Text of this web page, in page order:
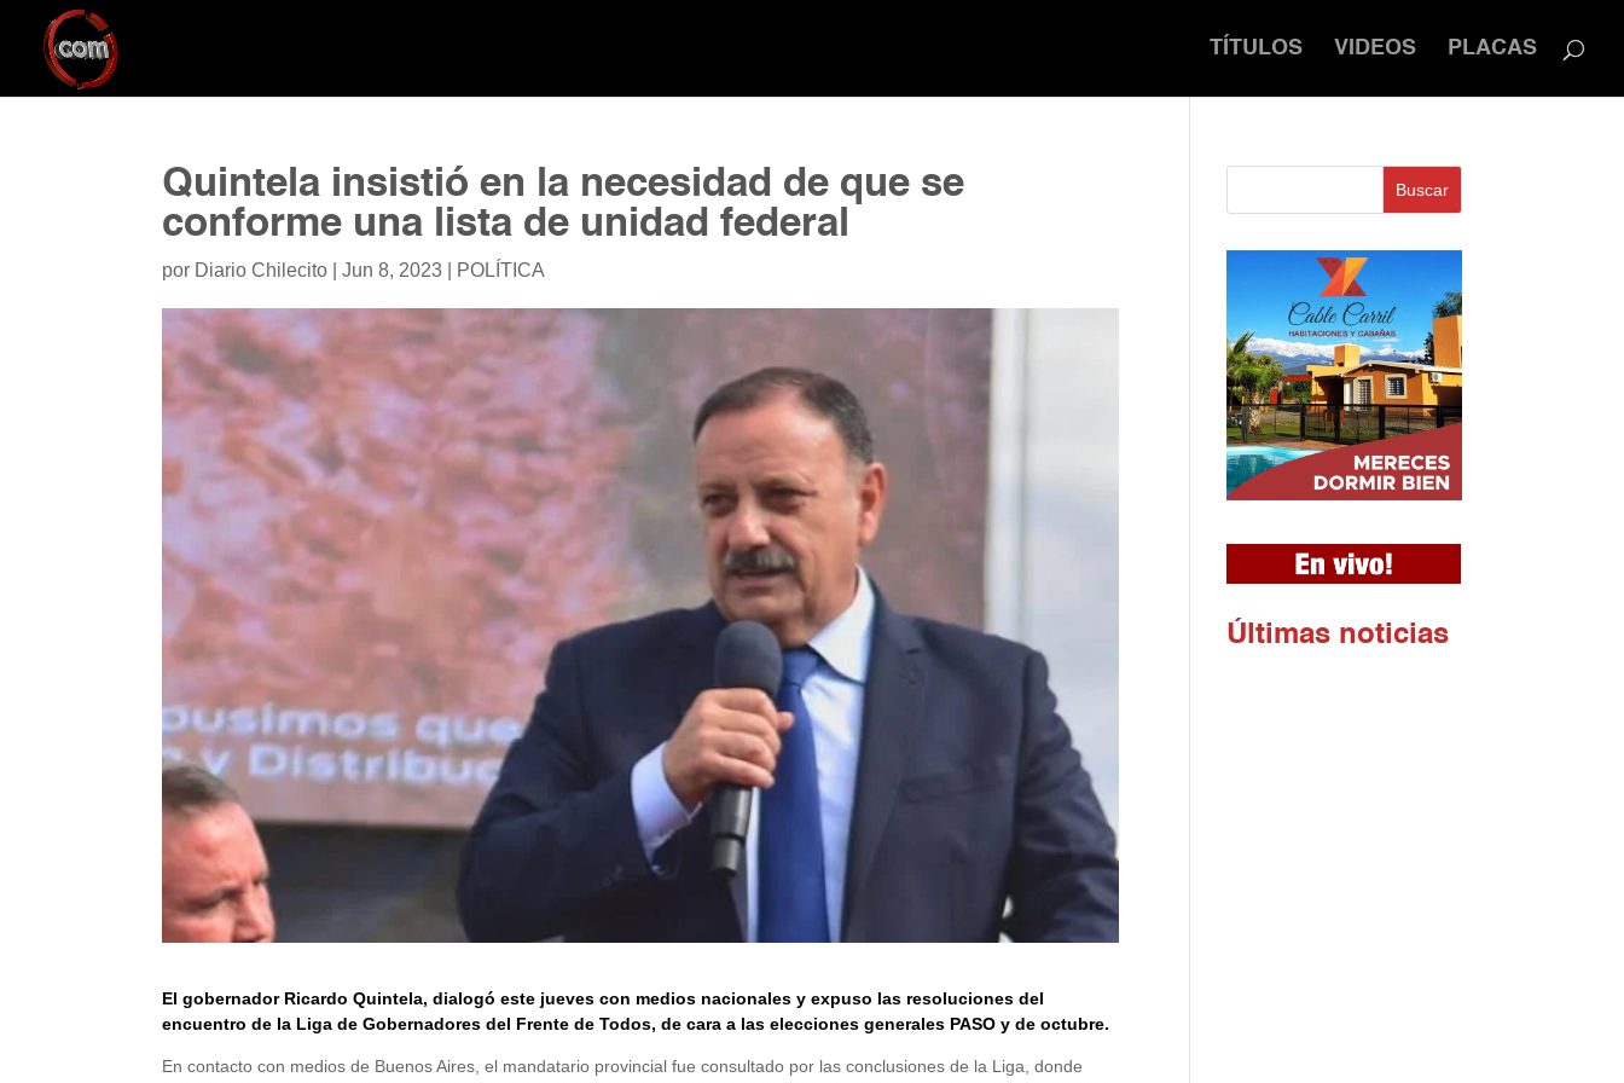
TÍTULOS VIDEOS PLACAS
Quintela insistió en la necesidad de que se
conforme una lista de unidad federal
por Diario Chilecito |Jun 8, 2023 POLÍTICA
El gobernador Ricardo Quintela, dialogó este jueves con medios nacionales y expuso las resoluciones del
encuentro de la Liga de Gobernadores del Frente de Todos, de cara a las elecciones generales PASO y de octubre.
En contacto con medios de Buenos Aires, el mandatario provincial fue consultado por las conclusiones de la Liga, donde
Buscar
Últimas noticias